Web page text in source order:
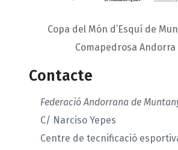
Copa del Món d’Esquí de
Comapedrosa Andorra
Contacte
Federació Andorrana de
C/ Narciso Yepes
Centre de tecnificació